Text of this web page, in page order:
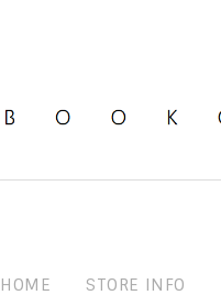
HOME STORE INFO